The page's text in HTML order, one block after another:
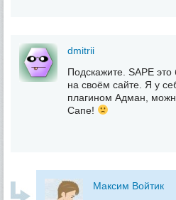
dmitrii
Подскажите. SAPE
на своём сайте. Я у
плагином Адман,
Сапе!
Максим Войтик